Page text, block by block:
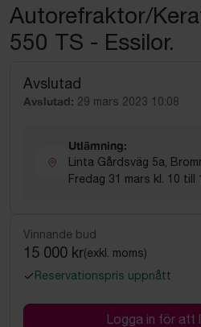
Autorefraktor/
550 TS - Essilor.
Avslutad
Avslutad: 29 mars 2023 10:08
Utlämning:
Linta Gårdsväg 5a,
Fredag 31 mars kl. 10 till
Vinnande bud
15 000 kr(exkl. moms)
Reservationspris uppnått
Logga in för att